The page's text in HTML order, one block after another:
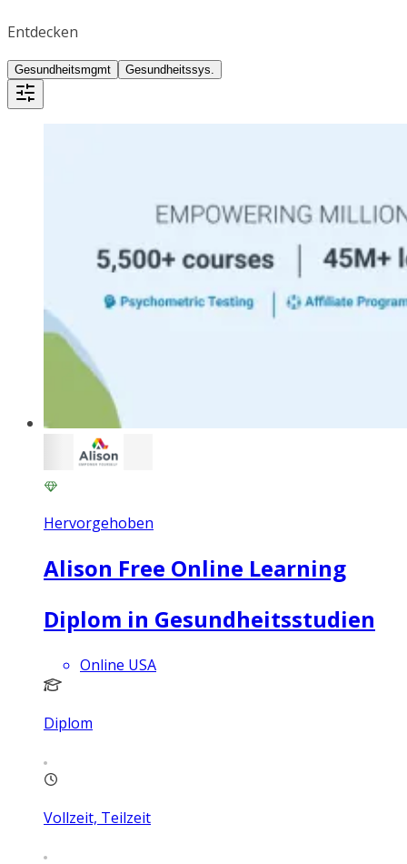
Entdecken
Gesundheitsmgmt Gesundheitssys.
Hervorgehoben
Alison Free Online Learning
Diplom in Gesundheitsstudien
Online USA
Diplom
Vollzeit, Teilzeit